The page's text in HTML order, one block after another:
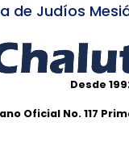
de Judíos
Desde
Oficial No. 117